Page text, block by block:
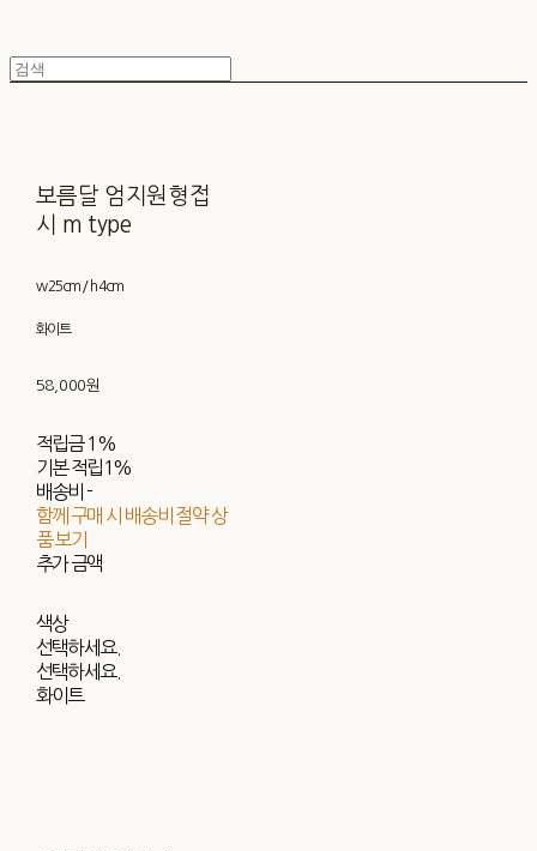
보름달 엄지원형접
시 m type
w 25cm / h 4cm
화이트
58,000원
적립금 1%
기본 적립1%
배송비-
함께 구매 시 배송비 절약 상
품 보기
추가 금액
색상
선택하세요.
선택하세요.
화이트